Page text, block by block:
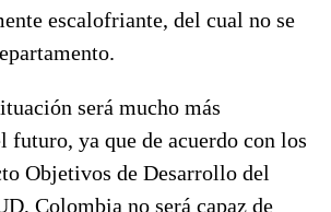
escalofriante, del cual no se
será mucho más
futuro, ya que de acuerdo con los
Objetivos de Desarrollo del
Colombia no será capaz de